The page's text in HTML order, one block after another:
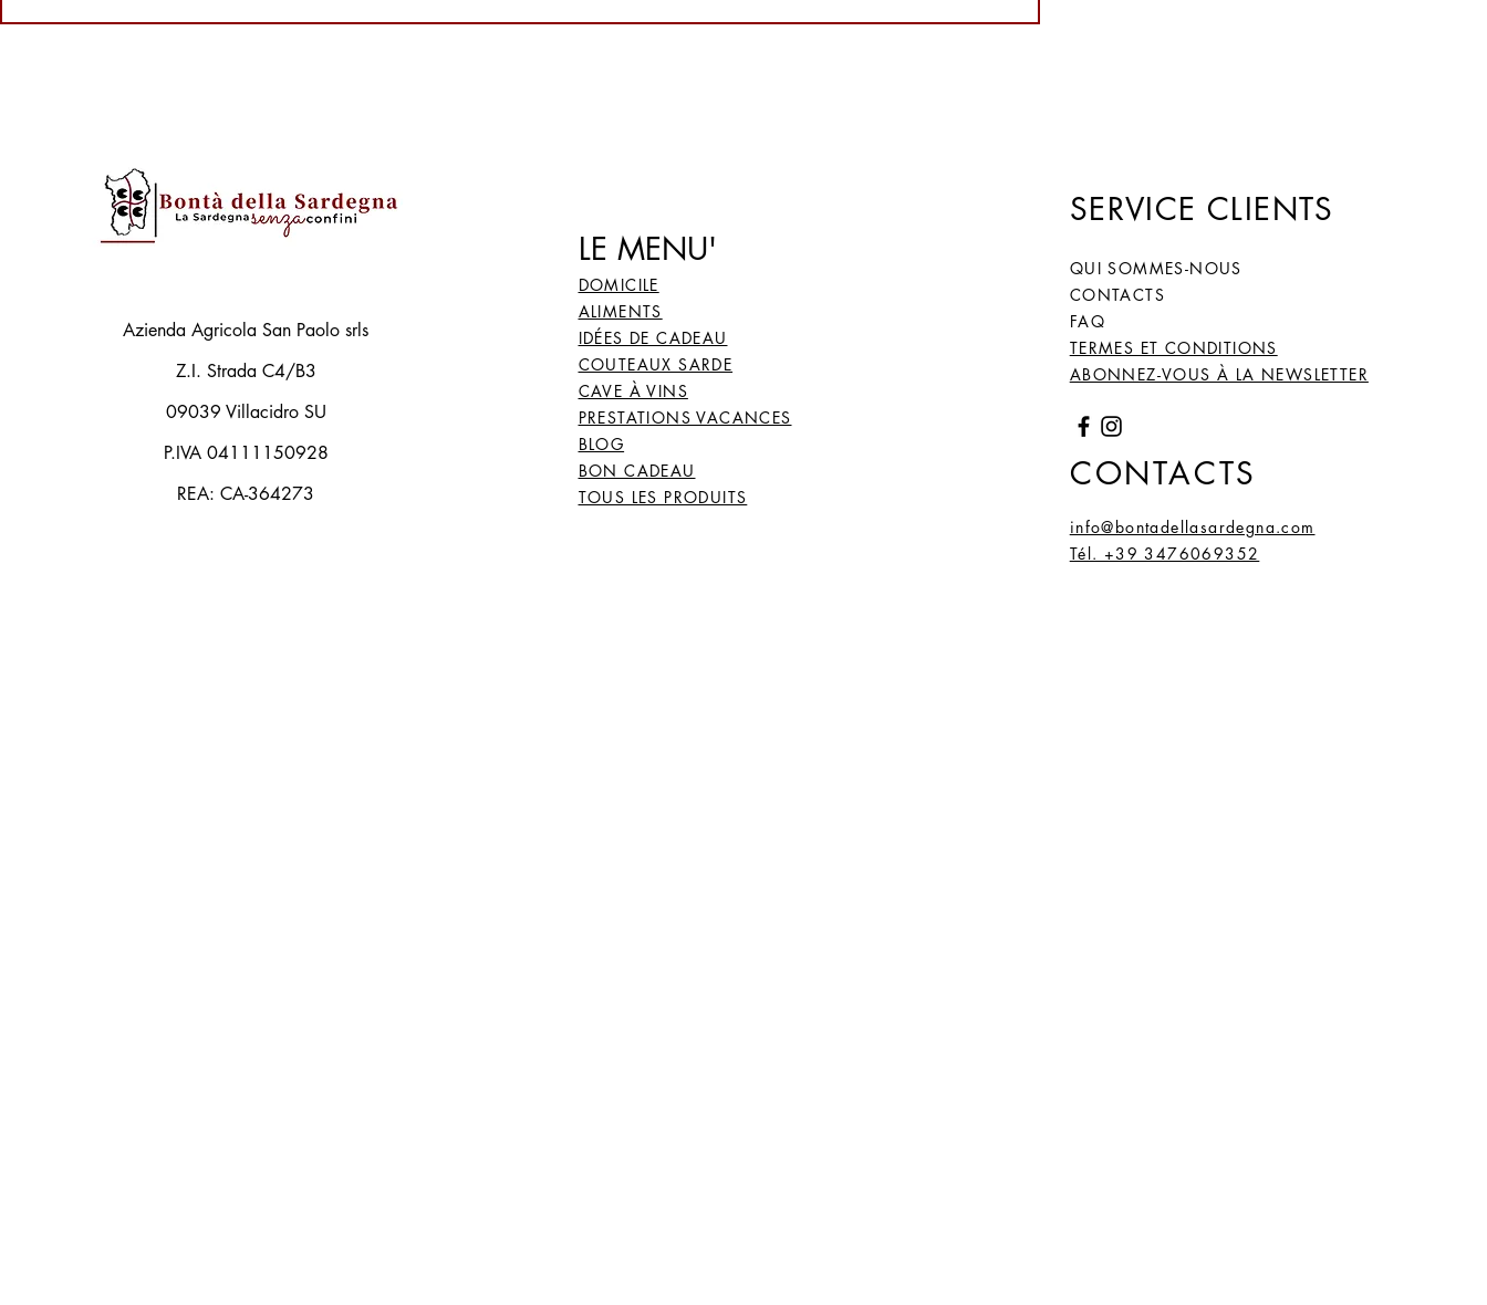
Azienda Agricola San Paolo srls
Z.I. Strada C4/B3
09039 Villacidro SU
P.IVA 04111150928
REA: CA-364273
LE MENU'
DOMICILE
ALIMENTS
IDÉES DE CADEAU
COUTEAUX SARDE
CAVE À VINS
PRESTATIONS VACANCES
BLOG
BON CADEAU
TOUS LES PRODUITS
SERVICE CLIENTS
QUI SOMMES-NOUS
CONTACTS
FAQ
TERMES ET CONDITIONS
ABONNEZ-VOUS À LA NEWSLETTER
CONTACTS
info@bontadellasardegna.com
Tél. +39 3476069352